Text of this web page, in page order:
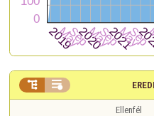
 
Ellenfél